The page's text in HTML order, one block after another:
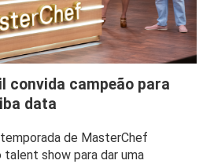
convida campeão para
data
de MasterChef
show para dar uma